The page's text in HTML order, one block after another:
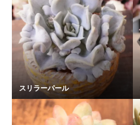
スリラーパール